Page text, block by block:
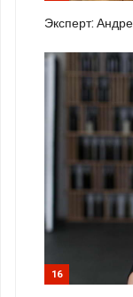
Эксперт:
16